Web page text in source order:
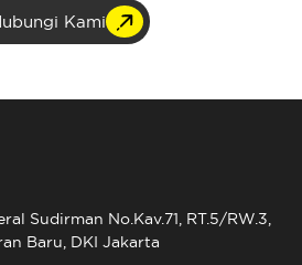
Kami
Sudirman No.Kav.71, RT.5/RW.3,
Baru, DKI Jakarta